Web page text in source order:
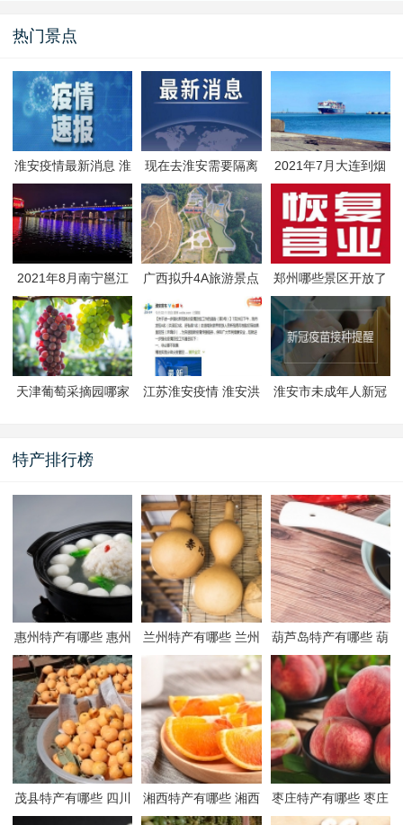
热门景点
淮安疫情最新消息 淮
安疫情防控政策
现在去淮安需要隔离
吗 淮安最新隔离政策
2021年7月大连到烟
台航线因台风停航
2021年8月南宁邕江
夜游活动
广西拟升4A旅游景点
郑州哪些景区开放了
郑州景区什么时候恢
复开放
天津葡萄采摘园哪家
江苏淮安疫情 淮安洪
淮安市未成年人新冠
特产排行榜
惠州特产有哪些 惠州
有哪些特产
兰州特产有哪些 兰州
有哪些特产
葫芦岛特产有哪些 葫
芦岛有哪些特产
茂县特产有哪些 四川
茂县有哪些特产
湘西特产有哪些 湘西
有哪些特产
枣庄特产有哪些 枣庄
有哪些特产